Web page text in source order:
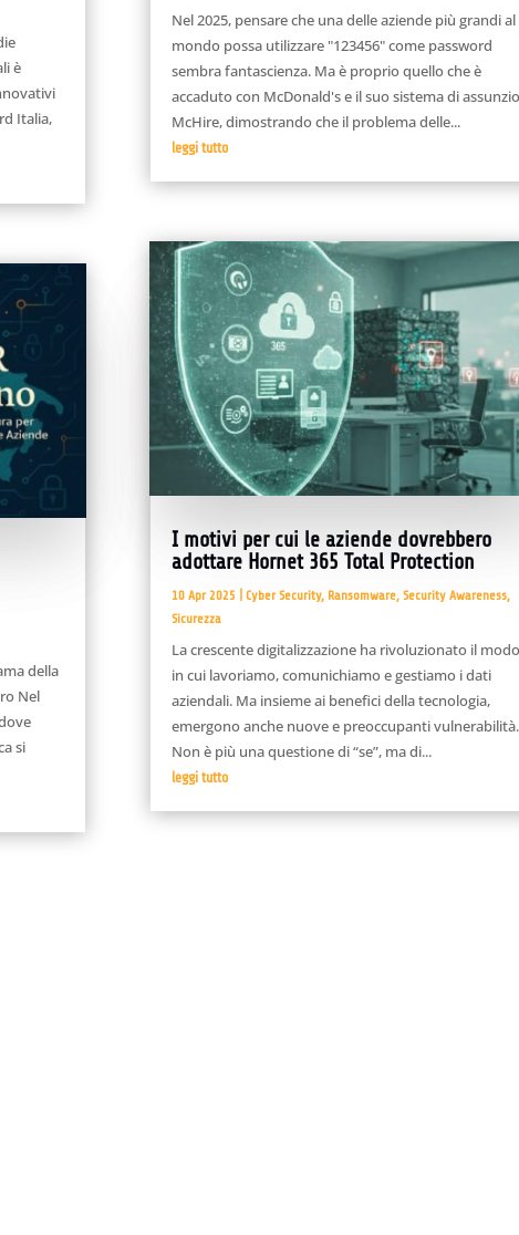
è
Italia,
della
Nel
si
Nel 2025, pensare che una delle aziende più grandi al
mondo possa utilizzare "123456" come password
sembra fantascienza. Ma è proprio quello che è
accaduto con McDonald's e il suo sistema di
McHire, dimostrando che il problema delle...
leggi tutto
I motivi per cui le aziende dovrebbero
adottare Hornet 365 Total Protection
10 Apr 2025 Cyber Security, Ransomware, Security Awareness,
Sicurezza
La crescente digitalizzazione ha rivoluzionato il modo
in cui lavoriamo, comunichiamo e gestiamo i dati
aziendali. Ma insieme ai benefici della tecnologia,
emergono anche nuove e preoccupanti vulnerabilità.
Non è più una questione di “se”, ma di...
leggi tutto